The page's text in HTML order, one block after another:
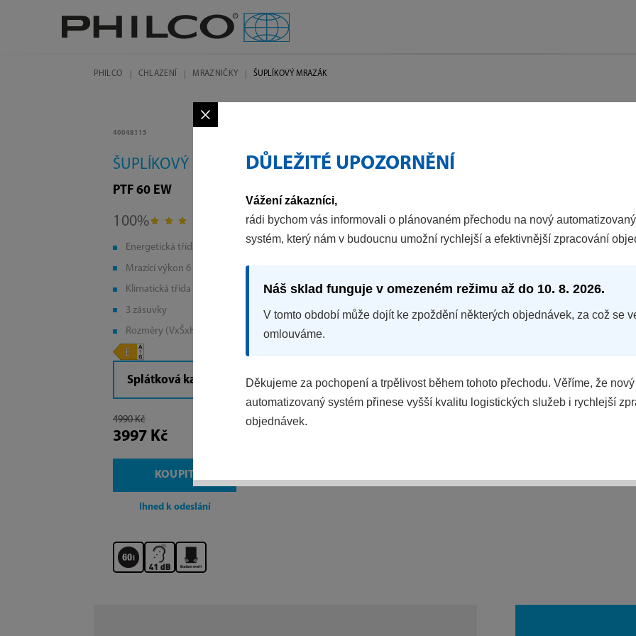
PHILCO CHLAZENÍ MRAZNIČKY ŠUPLÍKOVÝ MRAZÁK
40048115
ŠUPLÍKOVÝ MRAZÁK
PTF 60 EW
100% na základě 1 recenzí
Energetická třída E
Mrazící výkon 6 kg/24 h
Klimatická třída N/ST
3 zásuvky
Rozměry (VxŠxH): 84,5x47,5x44,5 cm
Splátková kalkulačka
4990 Kč
3997 Kč
KOUPIT
Ihned k odeslání
×
DŮLEŽITÉ UPOZORNĚNÍ
Vážení zákazníci,
rádi bychom vás informovali o plánovaném přechodu na nový
systém, který nám v budoucnu umožní rychlejší a efektivnější zpracování
Náš sklad funguje v omezeném režimu až do 10. 8. 2026.
V tomto období může dojít ke zpoždění některých objednávek, za což se
omlouváme.
Děkujeme za pochopení a trpělivost během tohoto přechodu. Věříme, že nový
automatizovaný systém přinese vyšší kvalitu logistických služeb i rychlejší
objednávek.